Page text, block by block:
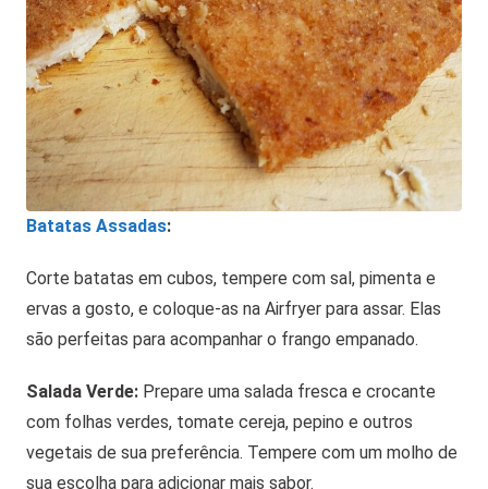
Batatas Assadas:
Corte batatas em cubos, tempere com sal, pimenta e
ervas a gosto, e coloque-as na Airfryer para assar. Elas
são perfeitas para acompanhar o frango empanado.
Salada Verde: Prepare uma salada fresca e crocante
com folhas verdes, tomate cereja, pepino e outros
vegetais de sua preferência. Tempere com um molho de
sua escolha para adicionar mais sabor.